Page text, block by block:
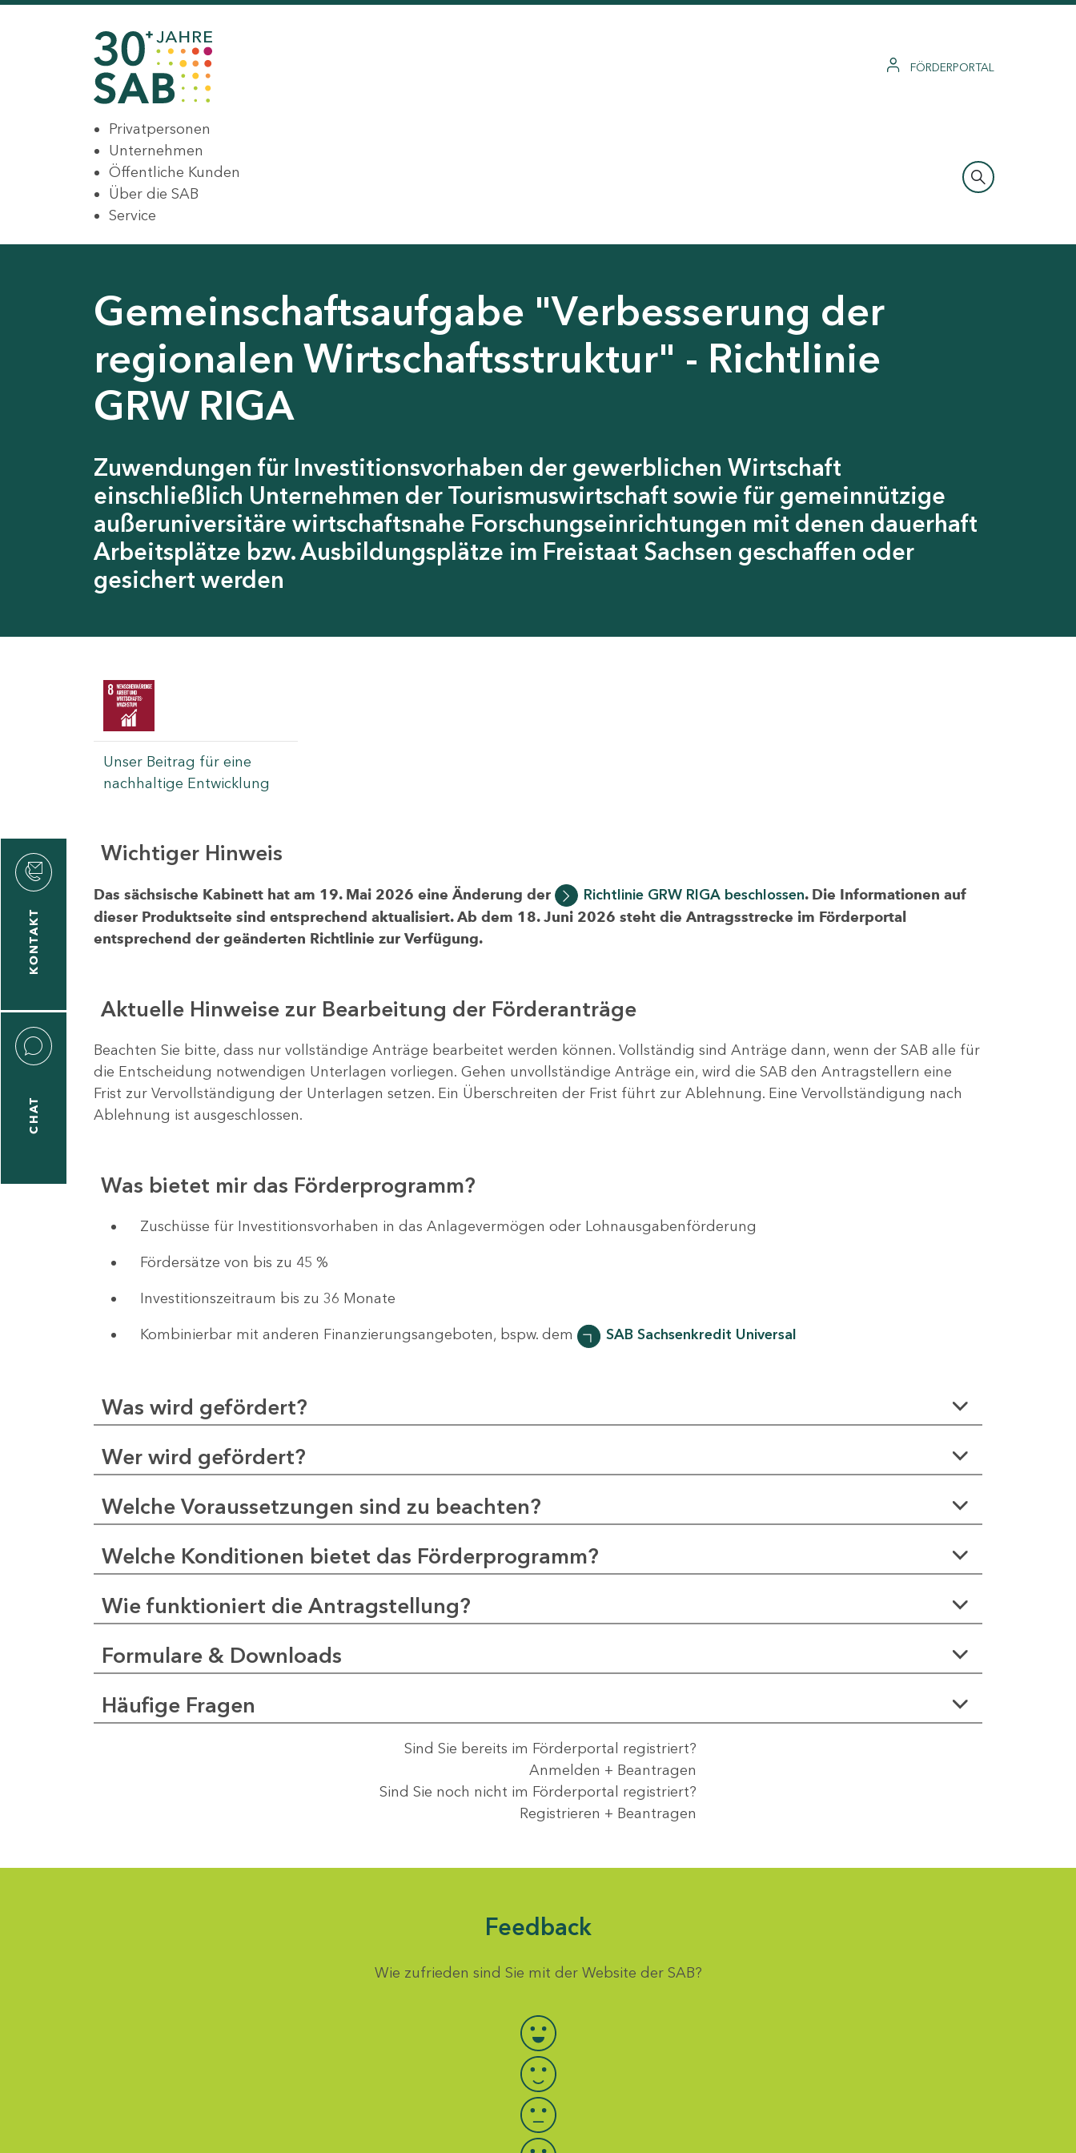
FÖRDERPORTAL
Privatpersonen
Unternehmen
Öffentliche Kunden
Über die SAB
Service
Gemeinschaftsaufgabe "Verbesserung der
regionalen Wirtschaftsstruktur" - Richtlinie
GRW RIGA
Zuwendungen für Investitionsvorhaben der gewerblichen Wirtschaft
einschließlich Unternehmen der Tourismuswirtschaft sowie für gemeinnützige
außeruniversitäre wirtschaftsnahe Forschungseinrichtungen mit denen dauerhaft
Arbeitsplätze bzw. Ausbildungsplätze im Freistaat Sachsen geschaffen oder
gesichert werden
Unser Beitrag für eine
nachhaltige Entwicklung
KONTAKT
CHAT
Wichtiger Hinweis
Das sächsische Kabinett hat am 19. Mai 2026 eine Änderung der Richtlinie GRW RIGA beschlossen. Die Informationen auf
dieser Produktseite sind entsprechend aktualisiert. Ab dem 18. Juni 2026 steht die Antragsstrecke im Förderportal
entsprechend der geänderten Richtlinie zur Verfügung.
Aktuelle Hinweise zur Bearbeitung der Förderanträge
Beachten Sie bitte, dass nur vollständige Anträge bearbeitet werden können. Vollständig sind Anträge dann, wenn der SAB alle für
die Entscheidung notwendigen Unterlagen vorliegen. Gehen unvollständige Anträge ein, wird die SAB den Antragstellern eine
Frist zur Vervollständigung der Unterlagen setzen. Ein Überschreiten der Frist führt zur Ablehnung. Eine Vervollständigung nach
Ablehnung ist ausgeschlossen.
Was bietet mir das Förderprogramm?
​​​​​​Zuschüsse für Investitionsvorhaben in das Anlagevermögen oder Lohnausgabenförderung
Fördersätze von bis zu 45 %
Investitionszeitraum bis zu 36 Monate
Kombinierbar mit anderen Finanzierungsangeboten, bspw. dem SAB Sachsenkredit Universal
Was wird gefördert?
Wer wird gefördert?
Welche Voraussetzungen sind zu beachten?
Welche Konditionen bietet das Förderprogramm?
Wie funktioniert die Antragstellung?
Formulare & Downloads
Häufige Fragen
Sind Sie bereits im Förderportal registriert?
Anmelden + Beantragen
Sind Sie noch nicht im Förderportal registriert?
Registrieren + Beantragen
Feedback
Wie zufrieden sind Sie mit der Website der SAB?
Bewertung auswählen